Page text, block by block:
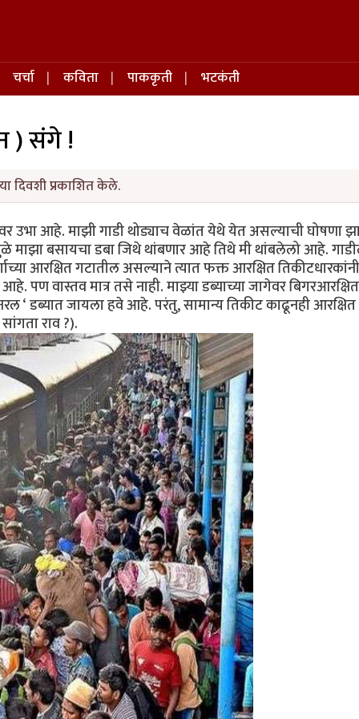
चर्चा कविता पाककृती भटकंती
) संगे !
दिवशी प्रकाशित केले.
उभा आहे. माझी गाडी थोड्याच वेळांत येथे येत असल्याची घोषणा
माझा बसायचा डबा जिथे थांबणार आहे तिथे मी थांबलेलो आहे.
आरक्षित गटातील असल्याने त्यात फक्त आरक्षित
पण वास्तव मात्र तसे नाही. माझ्या डब्याच्या जागेवर बिगरआरक्षित
‘ डब्यात जायला हवे आहे. परंतु, सामान्य तिकीट काढूनही आरक्षित
राव ?).